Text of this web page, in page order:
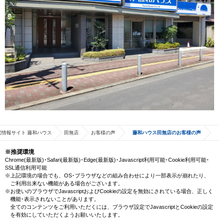
報サイト 藤和ハウス 田無店 お客様の声 藤和ハウス田無店のお客様の声
※推奨環境
Chrome(最新版)･Safari(最新版)･Edge(最新版)･Javascript利用可能･Cookie利用可能･
SSL通信利用可能
※上記環境の場合でも、OS･ブラウザなどの組み合わせにより一部表示が崩れたり、
ご利用出来ない機能がある場合がございます。
※お使いのブラウザでJavascriptおよびCookieの設定を無効にされている場合、正しく
機能･表示されないことがあります。
全てのコンテンツをご利用いただくには、ブラウザ設定でJavascriptとCookieの設定
を有効にしていただくようお願いいたします。